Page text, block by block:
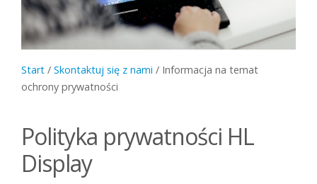
Start / Skontaktuj się z nami / Informacja na temat
ochrony prywatności
Polityka prywatności HL
Display